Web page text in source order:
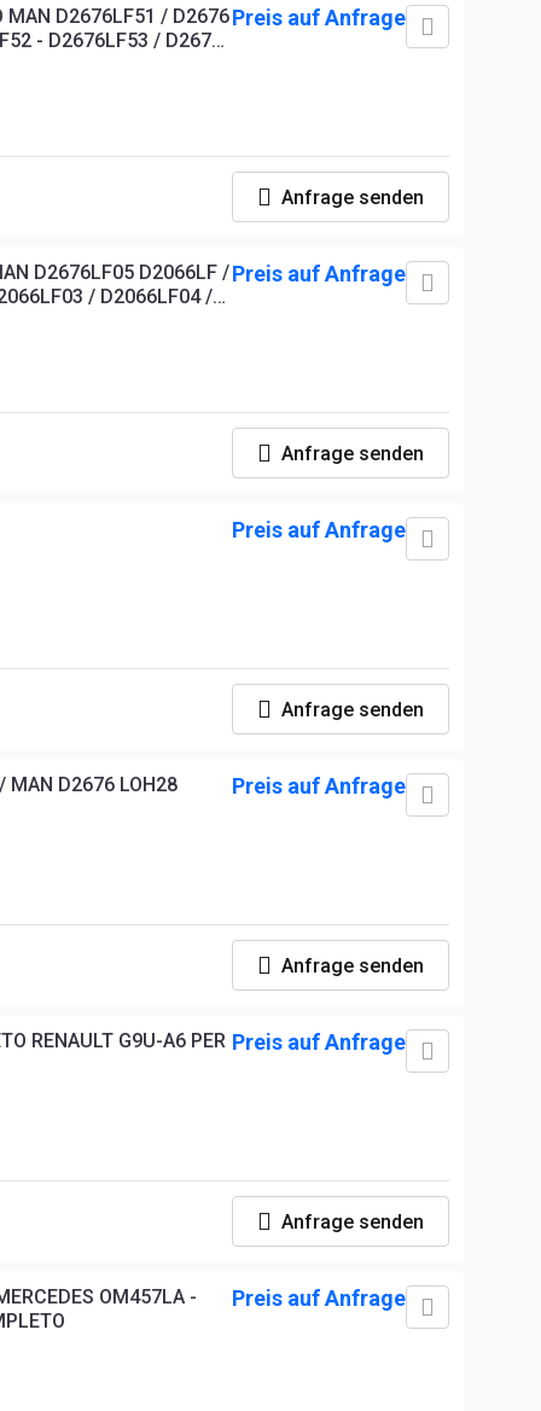
MAN D2676LF51 / D2676
- D2676LF53 / D2676
Preis auf Anfrage
Anfrage senden
D2676LF05 D2066LF /
/ D2066LF04 /
/ D2066LF11 /
/ D2066LF17 /
Preis auf Anfrage
Anfrage senden
Preis auf Anfrage
Anfrage senden
MAN D2676 LOH28 Preis auf Anfrage
Anfrage senden
RENAULT G9U-A6 PER Preis auf Anfrage
Anfrage senden
OM457LA -
Preis auf Anfrage